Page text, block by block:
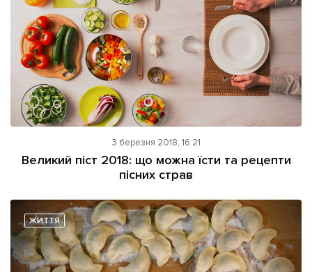
3 березня 2018, 16:21
Великий піст 2018: що можна їсти та рецепти
пісних страв
ЖИТТЯ